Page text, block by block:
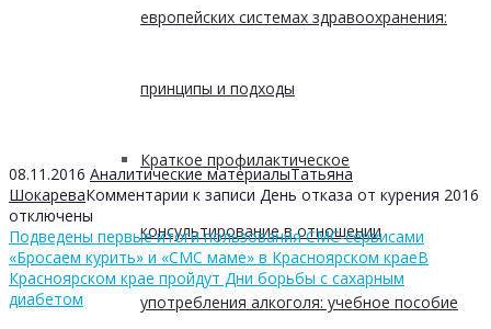
европейских системах здравоохранения:
принципы и подходы
Краткое профилактическое
консультирование в отношении
употребления алкоголя: учебное пособие
08.11.2016 Аналитические материалыТатьяна
ШокареваКомментарии к записи День отказа от курения 2016
отключены
Подведены первые итоги пользования СМС-сервисами
«Бросаем курить» и «СМС маме» в Красноярском краеВ
Красноярском крае пройдут Дни борьбы с сахарным
диабетом